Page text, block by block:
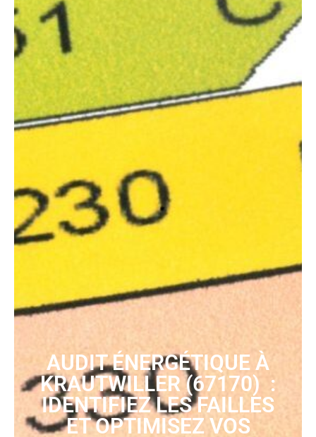
AUDIT ÉNERGÉTIQUE À
KRAUTWILLER (67170) :
IDENTIFIEZ LES FAILLES
ET OPTIMISEZ VOS